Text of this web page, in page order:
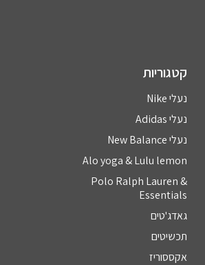
קטגוריות
נעלי Nike
נעלי Adidas
נעלי New Balance
Alo yoga & Lulu lemon
Polo Ralph Lauren &
Essentials
גאדג'טים
תכשיטים
אקססוריז